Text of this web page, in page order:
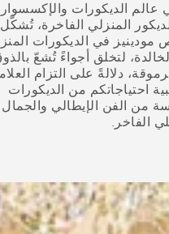
عالم الديكورات
المنزلي الفاخرة، تُشكّل
في الديكورات
لتخلق أجواءً تُشعّ
دلالةً على التزام
احتياجاتكم من الديكورات
من الفن الإيطالي والجمال
الفاخر.